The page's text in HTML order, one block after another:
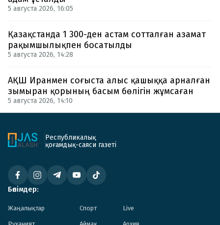
5 августа 2026, 16:05
Қазақстанда 1 300-ден астам сотталған азамат
рақымшылықпен босатылды
5 августа 2026, 14:28
АҚШ Иранмен соғыста алыс қашыққа арналған
зымыран қорының басым бөлігін жұмсаған
5 августа 2026, 14:10
Республикалық
қоғамдық-саяси газеті
Бөлімдер:
Жаңалықтар Спорт Live